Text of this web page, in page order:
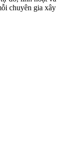
chuyên gia xây